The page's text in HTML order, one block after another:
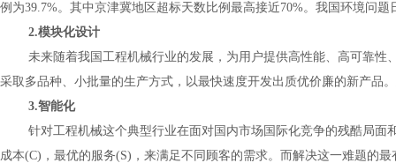
例为39.7%。其中京津冀地区超标天数比例最高接近70%。我国环境问题
2.模块化设计
未来随着我国工程机械行业的发展，为用户提供高性能、高可靠
采取多品种、小批量的生产方式，以最快速度开发出质优价廉的新产品
3.智能化
针对工程机械这个典型行业在面对国内市场国际化竞争的残酷局
成本(C) ，最优的服务(S) ，来满足不同顾客的需求。而解决这一难题的